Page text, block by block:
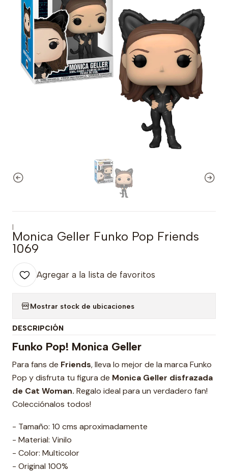
|
Monica Geller Funko Pop Friends
1069
Agregar a la lista de favoritos
Mostrar stock de ubicaciones
DESCRIPCIÓN
Funko Pop! Monica Geller
Para fans de Friends, lleva lo mejor de la marca Funko
Pop y disfruta tu figura de Monica Geller disfrazada
de Cat Woman. Regalo ideal para un verdadero fan!
Colecciónalos todos!
- Tamaño: 10 cms aproximadamente
- Material: Vinilo
- Color: Multicolor
- Original 100%